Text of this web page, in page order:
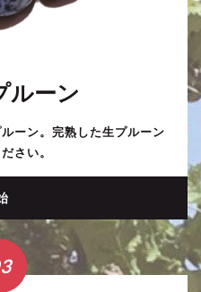
ルーン
ーン。完熟した生プルーン
さい。